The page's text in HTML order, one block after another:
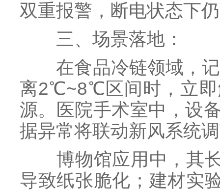
双重报警，断电状态下
三、场景落地：
在食品冷链领域，记
离2℃~8℃区间时，立即
源。医院手术室中，设
据异常将联动新风系统
博物馆应用中，其长
导致纸张脆化；建材实